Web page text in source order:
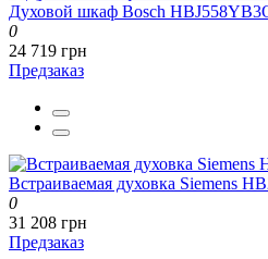
Духовой шкаф Bosch
0
24 719 грн
Предзаказ
Встраиваемая духовка Siemens
0
31 208 грн
Предзаказ